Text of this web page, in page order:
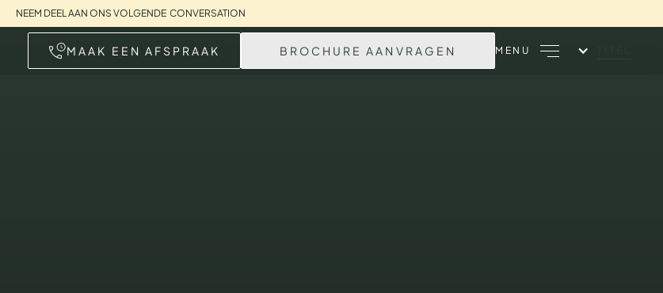
NEEM DEEL AAN ONS VOLGENDE CONVERSATION
MAAK EEN AFSPRAAK BROCHURE AANVRAGEN MENU